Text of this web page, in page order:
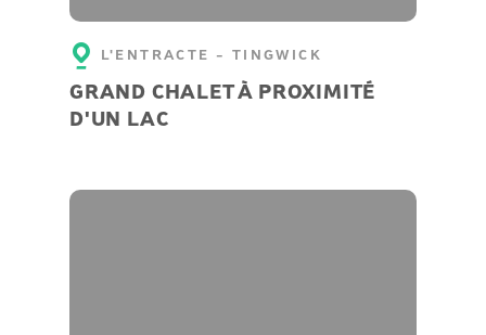
L'ENTRACTE - TINGWICK
GRAND CHALET À PROXIMITÉ
D'UN LAC